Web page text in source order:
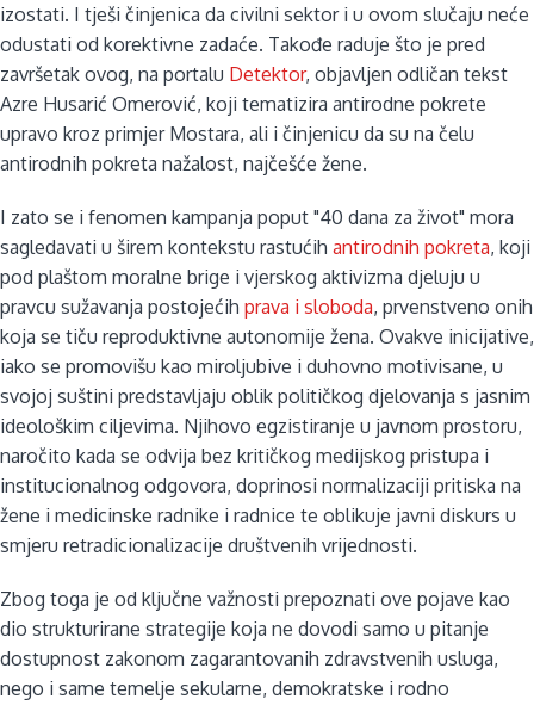
izostati. I tješi činjenica da civilni sektor i u ovom slučaju neće
odustati od korektivne zadaće. Takođe raduje što je pred
završetak ovog, na portalu Detektor, objavljen odličan tekst
Azre Husarić Omerović, koji tematizira antirodne pokrete
upravo kroz primjer Mostara, ali i činjenicu da su na čelu
antirodnih pokreta nažalost, najčešće žene.
I zato se i fenomen kampanja poput "40 dana za život" mora
sagledavati u širem kontekstu rastućih antirodnih pokreta, koji
pod plaštom moralne brige i vjerskog aktivizma djeluju u
pravcu sužavanja postojećih prava i sloboda, prvenstveno onih
koja se tiču reproduktivne autonomije žena. Ovakve inicijative,
iako se promovišu kao miroljubive i duhovno motivisane, u
svojoj suštini predstavljaju oblik političkog djelovanja s jasnim
ideološkim ciljevima. Njihovo egzistiranje u javnom prostoru,
naročito kada se odvija bez kritičkog medijskog pristupa i
institucionalnog odgovora, doprinosi normalizaciji pritiska na
žene i medicinske radnike i radnice te oblikuje javni diskurs u
smjeru retradicionalizacije društvenih vrijednosti.
Zbog toga je od ključne važnosti prepoznati ove pojave kao
dio strukturirane strategije koja ne dovodi samo u pitanje
dostupnost zakonom zagarantovanih zdravstvenih usluga,
nego i same temelje sekularne, demokratske i rodno